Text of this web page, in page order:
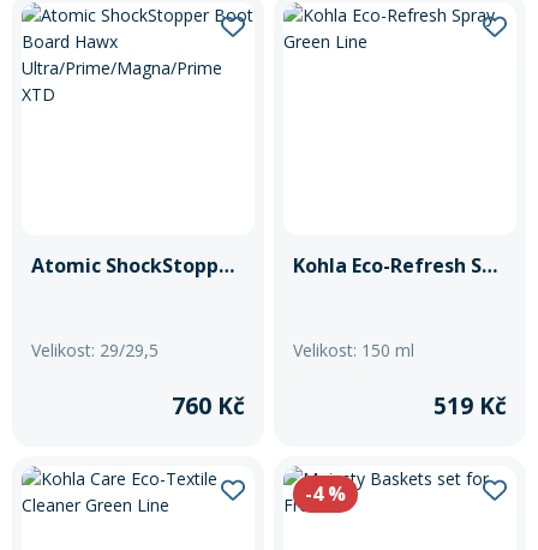
Atomic ShockStopper Boot Board Hawx Ultra/Prime/Magna/Prime XTD
Velikost: 29/29,5
760 Kč
Kohla Eco-Refresh Spray Green Line
Velikost: 150 ml
519 Kč
-4%